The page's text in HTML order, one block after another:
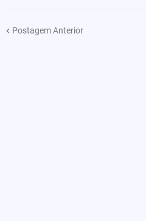
Postagem Anterior